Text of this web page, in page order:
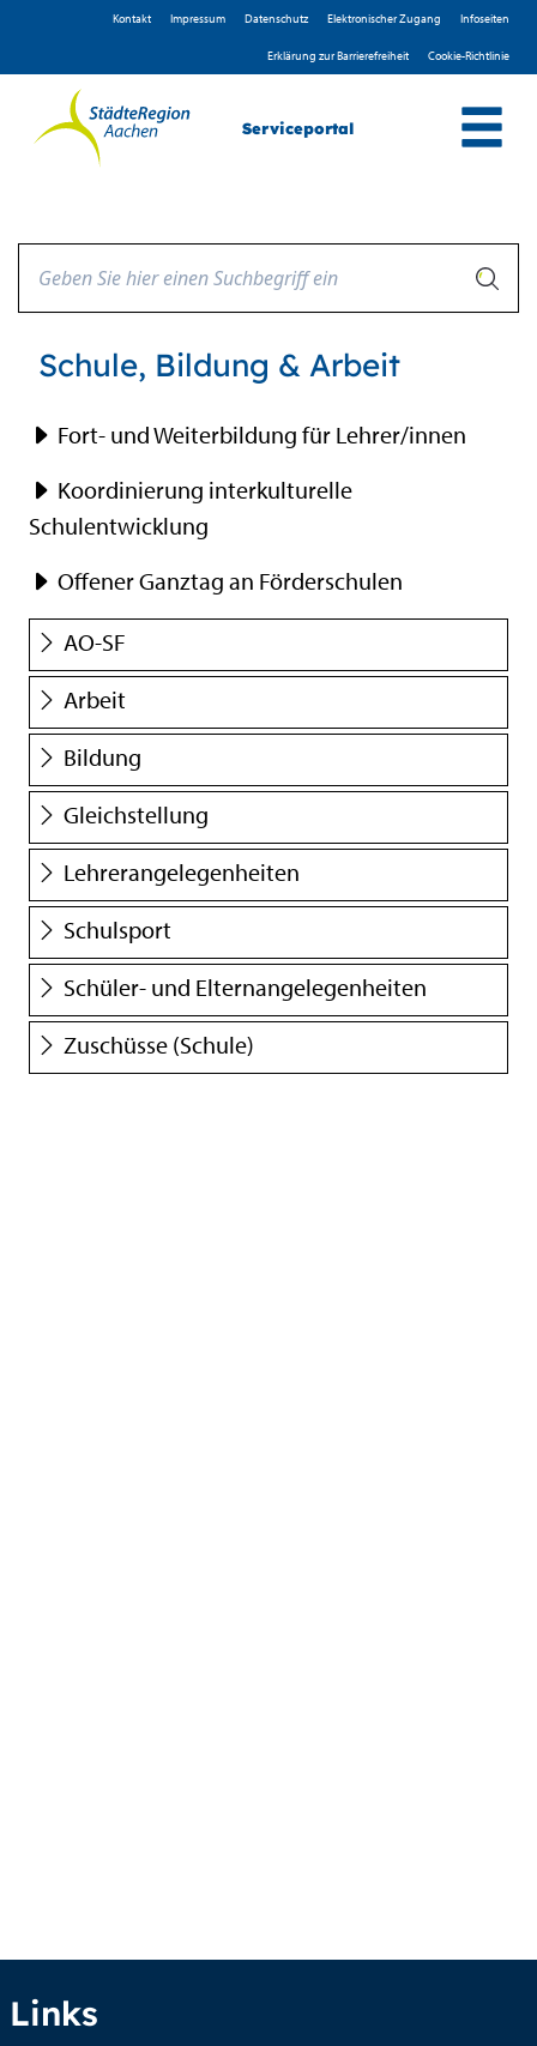
Zum Hauptinhalt springen
Zum Hauptinhalt
Kontakt Impressum D­atenschutz Elektronischer Zugang Infoseiten
Erklärung zur Barrierefreiheit Cookie-Richtlinie
Serviceportal
Schule, Bildung & Arbeit
Fort- und Weiterbildung für Lehrer/innen
Koordinierung interkulturelle
Schulentwicklung
Offener Ganztag an Förderschulen
AO-SF
Arbeit
Bildung
Gleichstellung
Lehrerangelegenheiten
Schulsport
Schüler- und Elternangelegenheiten
Zuschüsse (Schule)
Links